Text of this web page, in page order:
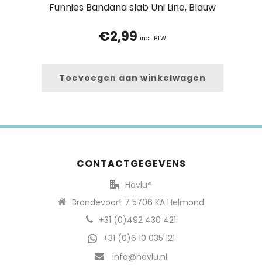
Funnies Bandana slab Uni Line, Blauw
€2,99 incl. BTW
Toevoegen aan winkelwagen
CONTACTGEGEVENS
Havlu®
Brandevoort 7 5706 KA Helmond
+31 (0)492 430 421
+31 (0)6 10 035 121
info@havlu.nl